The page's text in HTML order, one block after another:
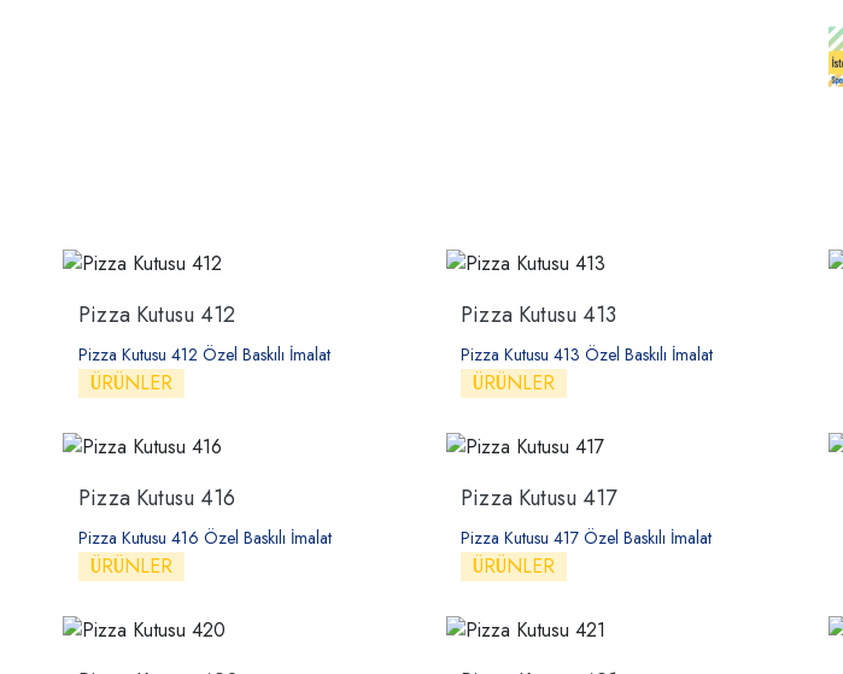
Pizza Kutusu 412
Pizza Kutusu 412 Özel Baskılı İmalat
ÜRÜNLER
Pizza Kutusu 413
Pizza Kutusu 413 Özel Baskılı İmalat
ÜRÜNLER
Pizza Kutusu 416
Pizza Kutusu 416 Özel Baskılı İmalat
ÜRÜNLER
Pizza Kutusu 417
Pizza Kutusu 417 Özel Baskılı İmalat
ÜRÜNLER